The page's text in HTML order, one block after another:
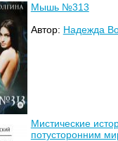
Мышь №313
Автор: Надежда
Мистические
потусторонним